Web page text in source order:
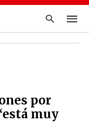
por
muy